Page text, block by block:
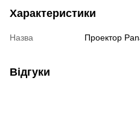
Характеристики
Назва Проектор
Відгуки